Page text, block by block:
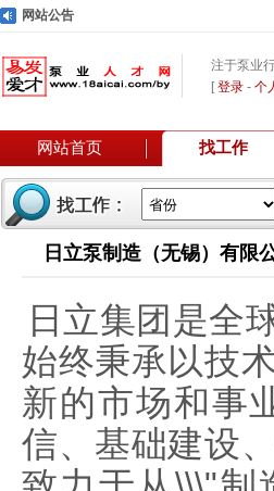
网站公告
注于泵业
[登录 - 个
网站首页 找工作
日立泵制造（无锡）有限
日立集团是全
始终秉承以技
新的市场和事
信、基础建设